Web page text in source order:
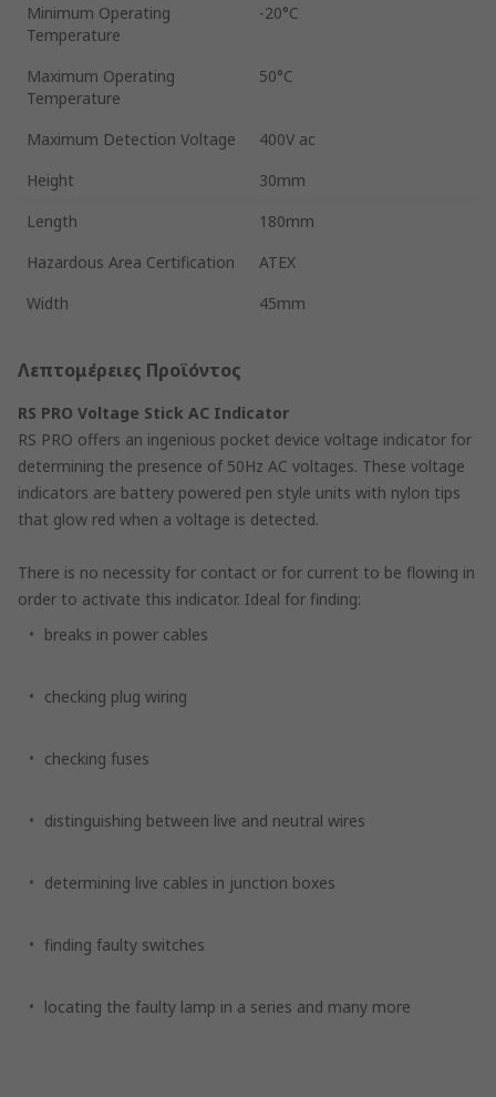
Minimum Operating
Temperature
-20°C
Maximum Operating
Temperature
50°C
Maximum Detection Voltage
400V ac
Height
30mm
Length
180mm
Hazardous Area Certification
ATEX
Width
45mm
Λεπτομέρειες Προϊόντος
RS PRO Voltage Stick AC Indicator
RS PRO offers an ingenious pocket device voltage indicator for
determining the presence of 50Hz AC voltages. These voltage
indicators are battery powered pen style units with nylon tips
that glow red when a voltage is detected.
There is no necessity for contact or for current to be flowing in
order to activate this indicator. Ideal for finding:
breaks in power cables
checking plug wiring
checking fuses
distinguishing between live and neutral wires
determining live cables in junction boxes
finding faulty switches
locating the faulty lamp in a series and many more